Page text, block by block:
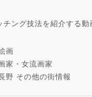
チング技法を紹介する動
画
家・女流画家
野 その他の街情報